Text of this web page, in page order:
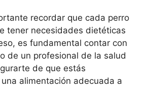
recordar que cada perro
tener necesidades dietéticas
es fundamental contar con
de un profesional de la salud
de que estás
alimentación adecuada a